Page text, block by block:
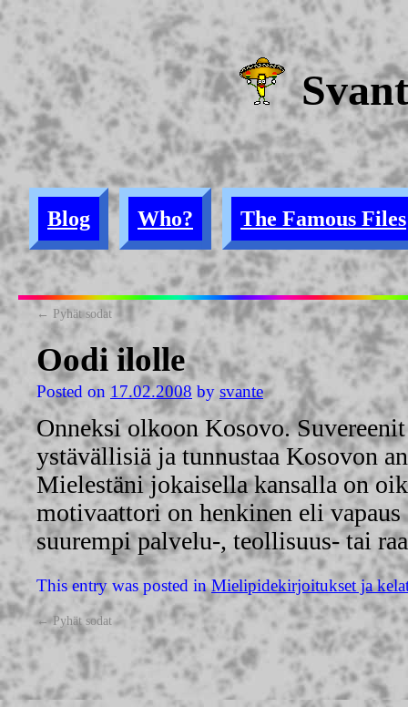
Blog Who? The Famous Files
← Pyhät sodat
Oodi ilolle
Posted on 17.02.2008 by svante
Onneksi olkoon Kosovo.
ystävällisiä ja tunnustaa Kosovon
Mielestäni jokaisella kansalla on
motivaattori on henkinen eli
suurempi palvelu-, teollisuus- tai
This entry was posted inMielipidekirjoitukset ja
←Pyhät sodat